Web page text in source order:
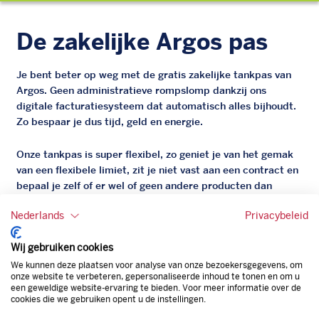
De zakelijke Argos pas
Je bent beter op weg met de gratis zakelijke tankpas van
Argos. Geen administratieve rompslomp dankzij ons
digitale facturatiesysteem dat automatisch alles bijhoudt.
Zo bespaar je dus tijd, geld en energie.
Onze tankpas is super flexibel, zo geniet je van het gemak
van een flexibele limiet, zit je niet vast aan een contract en
bepaal je zelf of er wel of geen andere producten dan
Bovendien profiteer je altijd van een gegarandeerde
korting. Mocht de pompprijs toch lager zijn dan betaal je
natuurlijk de prijs aan de pomp. Zo ben je altijd verzekerd
van de laagste prijs.
Nederlands Privacybeleid
Wij gebruiken cookies
We kunnen deze plaatsen voor analyse van onze bezoekersgegevens, om
onze website te verbeteren, gepersonaliseerde inhoud te tonen en om u
een geweldige website-ervaring te bieden. Voor meer informatie over de
cookies die we gebruiken opent u de instellingen.